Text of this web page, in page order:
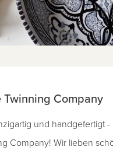
Twinning Company
und handgefertigt
Company! Wir lieben